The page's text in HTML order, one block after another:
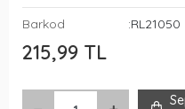
Barkod :RL21050
215,99 TL